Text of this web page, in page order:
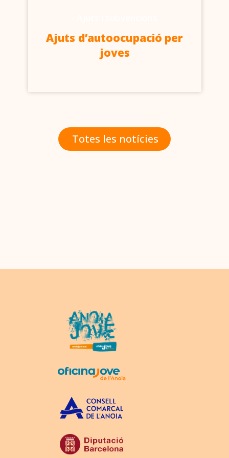
Ajuts d’autoocupació per
joves
Totes les notícies